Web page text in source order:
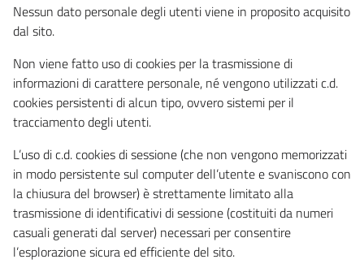
Nessun dato personale degli utenti viene in proposito acquisito
dal sito.
Non viene fatto uso di cookies per la trasmissione di
informazioni di carattere personale, né vengono utilizzati c.d.
cookies persistenti di alcun tipo, ovvero sistemi per il
tracciamento degli utenti.
L’uso di c.d. cookies di sessione (che non vengono memorizzati
in modo persistente sul computer dell’utente e svaniscono con
la chiusura del browser) è strettamente limitato alla
trasmissione di identificativi di sessione (costituiti da numeri
casuali generati dal server) necessari per consentire
l’esplorazione sicura ed efficiente del sito.